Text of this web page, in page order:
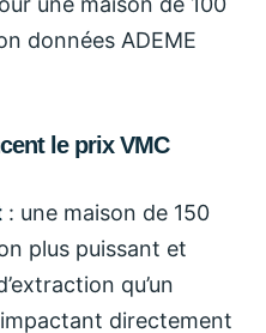
données ADEME
le prix VMC
: une maison de 150
plus puissant et
qu’un
directement